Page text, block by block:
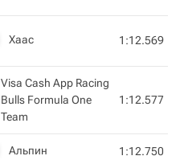
Хаас 1:12.569
Visa Cash App Racing
Bulls Formula One
Team
1:12.577
Альпин 1:12.750